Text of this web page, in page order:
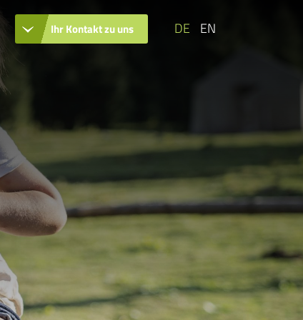
Ihr Kontakt zu uns EN
DE